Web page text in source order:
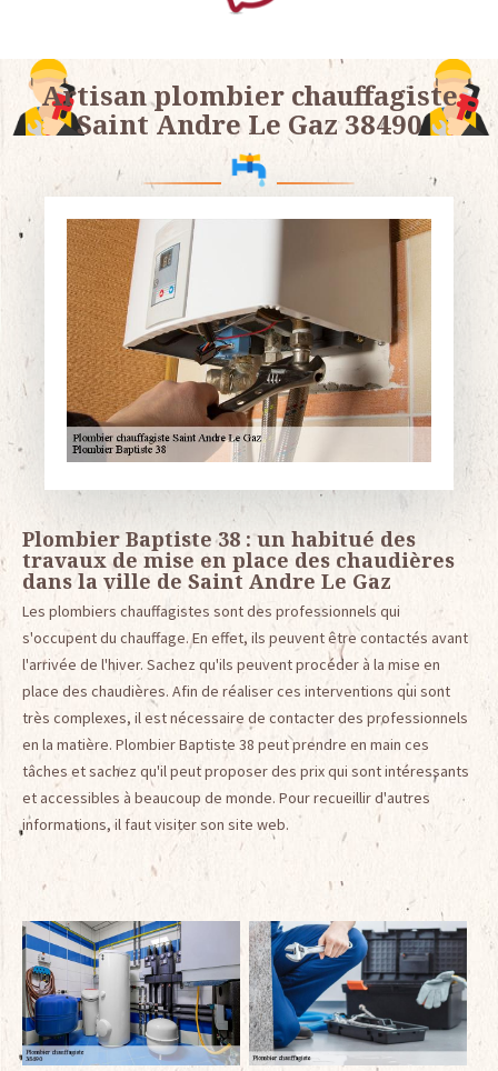
Artisan plombier chauffagiste
Saint Andre Le Gaz 38490
Plombier Baptiste 38 : un habitué des
travaux de mise en place des chaudières
dans la ville de Saint Andre Le Gaz
Les plombiers chauffagistes sont des professionnels qui
s'occupent du chauffage. En effet, ils peuvent être contactés avant
l'arrivée de l'hiver. Sachez qu'ils peuvent procéder à la mise en
place des chaudières. Afin de réaliser ces interventions qui sont
très complexes, il est nécessaire de contacter des professionnels
en la matière. Plombier Baptiste 38 peut prendre en main ces
tâches et sachez qu'il peut proposer des prix qui sont intéressants
et accessibles à beaucoup de monde. Pour recueillir d'autres
informations, il faut visiter son site web.